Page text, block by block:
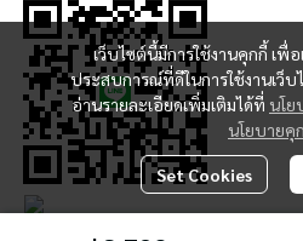
เว็บไซต์นี้มีการใช้งานคุกกี้ เ
ประสบการณ์ที่ดีในการใช้งานเว็
อ่านรายละเอียดเพิ่มเติมได้ที่ นโย
นโยบายคุ
Set Cookies